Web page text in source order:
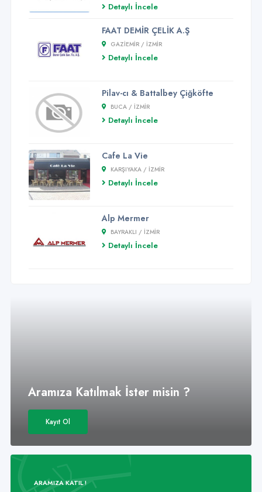
Detaylı İncele
FAAT DEMİR ÇELİK A.Ş
GAZIEMIR / İZMİR
Detaylı İncele
Pilav-cı & Battalbey Çiğköfte
BUCA / İZMİR
Detaylı İncele
Cafe La Vie
KARŞIYAKA / İZMİR
Detaylı İncele
Alp Mermer
BAYRAKLI / İZMİR
Detaylı İncele
Aramıza Katılmak İster misin ?
Kayıt Ol
ARAMIZA KATIL !